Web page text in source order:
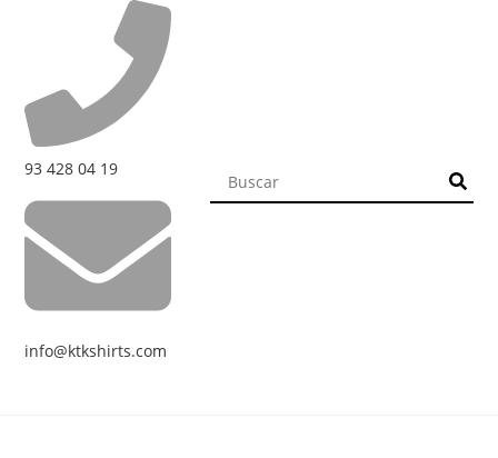
93 428 04 19
info@ktkshirts.com